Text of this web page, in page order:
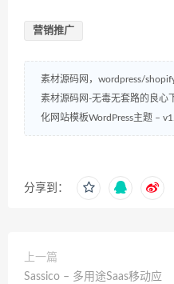
营销推广
素材源码网，wordpress/
素材源码网-无毒无套路的良心
化网站模板WordPress主题 –
分享到：
上一篇
Sassico – 多用途Saas移动应